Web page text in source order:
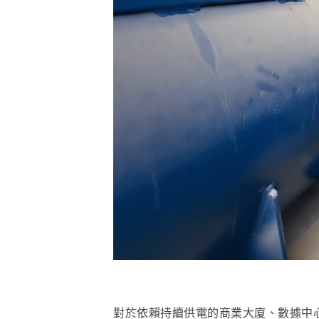
對於依賴持續供電的商業大廈、數據